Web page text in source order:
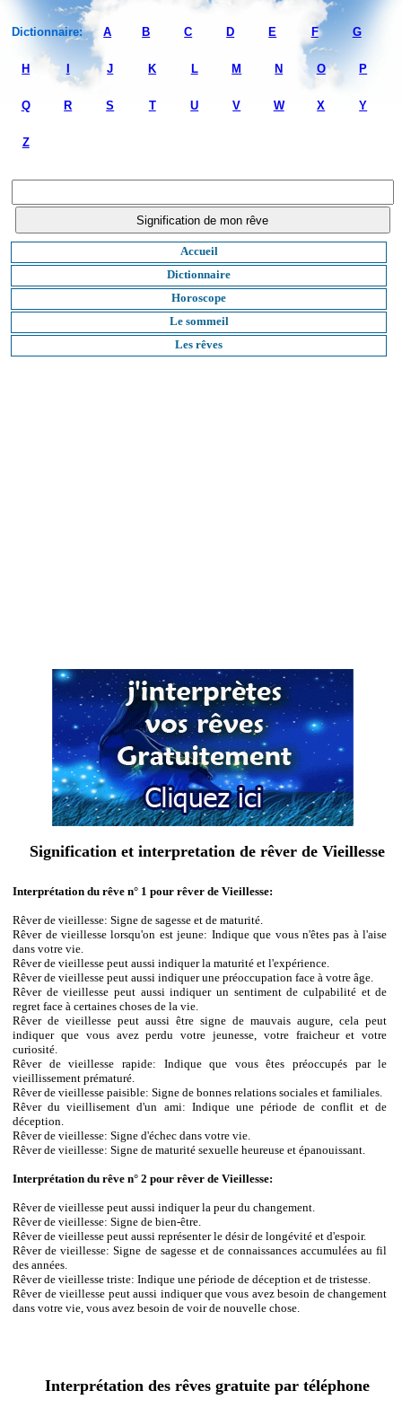
Dictionnaire: A B C D E F G
H J K L M N O P
Q R S T U V W X Y
Z
Accueil
Dictionnaire
Horoscope
Le sommeil
Les rêves
Signification et interpretation de rêver de Vieillesse
Interprétation du rêve n° 1 pour rêver de Vieillesse:
Rêver de vieillesse: Signe de sagesse et de maturité.
Rêver de vieillesse lorsqu'on est jeune: Indique que vous n'êtes pas à l'aise
dans votre vie.
Rêver de vieillesse peut aussi indiquer la maturité et l'expérience.
Rêver de vieillesse peut aussi indiquer une préoccupation face à votre âge.
Rêver de vieillesse peut aussi indiquer un sentiment de culpabilité et de
regret face à certaines choses de la vie.
Rêver de vieillesse peut aussi être signe de mauvais augure, cela peut
indiquer que vous avez perdu votre jeunesse, votre fraicheur et votre
curiosité.
Rêver de vieillesse rapide: Indique que vous êtes préoccupés par le
vieillissement prématuré.
Rêver de vieillesse paisible: Signe de bonnes relations sociales et familiales.
Rêver du vieillisement d'un ami: Indique une période de conflit et de
déception.
Rêver de vieillesse: Signe d'échec dans votre vie.
Rêver de vieillesse: Signe de maturité sexuelle heureuse et épanouissant.
Interprétation du rêve n° 2 pour rêver de Vieillesse:
Rêver de vieillesse peut aussi indiquer la peur du changement.
Rêver de vieillesse: Signe de bien-être.
Rêver de vieillesse peut aussi représenter le désir de longévité et d'espoir.
Rêver de vieillesse: Signe de sagesse et de connaissances accumulées au fil
des années.
Rêver de vieillesse triste: Indique une période de déception et de tristesse.
Rêver de vieillesse peut aussi indiquer que vous avez besoin de changement
dans votre vie, vous avez besoin de voir de nouvelle chose.
Interprétation des rêves gratuite par téléphone